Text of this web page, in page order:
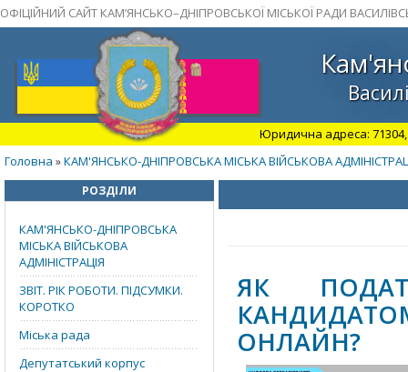
ОФІЦІЙНИЙ САЙТ КАМ’ЯНСЬКО–ДНІПРОВСЬКОЇ МІСЬКОЇ РАДИ
Юридична адреса: 71304,
Головна »КАМ'ЯНСЬКО-ДНІПРОВСЬКА МІСЬКА ВІЙСЬКОВА
РОЗДІЛИ
КАМ'ЯНСЬКО-ДНІПРОВСЬКА
МІСЬКА ВІЙСЬКОВА
АДМІНІСТРАЦІЯ
ЗВІТ. РІК РОБОТИ. ПІДСУМКИ.
КОРОТКО
Міська рада
Депутатський корпус
ЯК
ОНЛАЙН?